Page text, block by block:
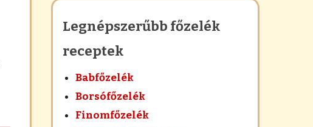
Legnépszerűbb főzelék
receptek
Babfőzelék
Borsófőzelék
Finomfőzelék